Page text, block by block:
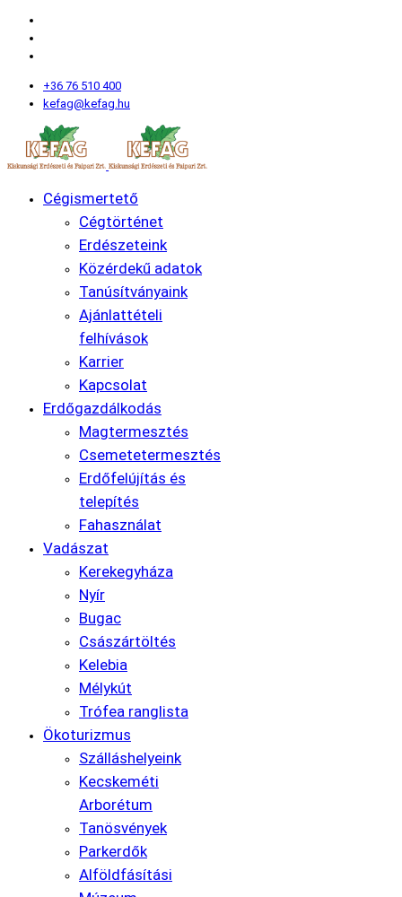
+36 76 510 400
kefag@kefag.hu
Cégismertető
Cégtörténet
Erdészeteink
Közérdekű adatok
Tanúsítványaink
Ajánlattételi
felhívások
Karrier
Kapcsolat
Erdőgazdálkodás
Magtermesztés
Csemetetermesztés
Erdőfelújítás és
telepítés
Fahasználat
Vadászat
Kerekegyháza
Nyír
Bugac
Császártöltés
Kelebia
Mélykút
Trófea ranglista
Ökoturizmus
Szálláshelyeink
Kecskeméti
Arborétum
Tanösvények
Parkerdők
Alföldfásítási